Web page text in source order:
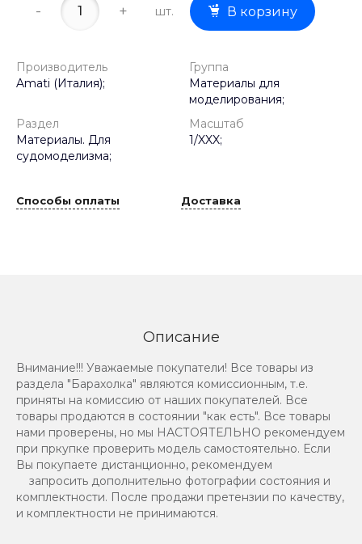
- + шт. В корзину
Производитель
Amati (Италия);
Группа
Материалы для
моделирования;
Раздел
Материалы. Для
судомоделизма;
Масштаб
1/XXX;
Способы оплаты Доставка
Описание
Внимание!!! Уважаемые покупатели! Все товары из
раздела "Барахолка" являются комиссионным, т.е.
приняты на комиссию от наших покупателей. Все
товары продаются в состоянии "как есть". Все товары
нами проверены, но мы НАСТОЯТЕЛЬНО рекомендуем
при пркупке проверить модель самостоятельно. Если
Вы покупаете дистанционно, рекомендуем
запросить дополнительно фотографии состояния и
комплектности. После продажи претензии по качеству,
и комплектности не принимаются.